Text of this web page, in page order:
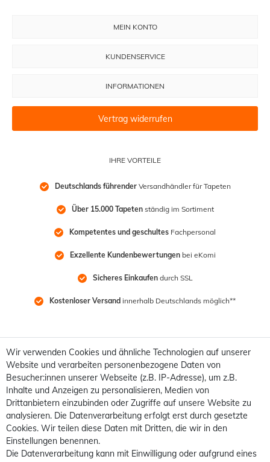
IHRE VORTEILE
Deutschlands führender Versandhändler für Tapeten
Über 15.000 Tapeten ständig im Sortiment
Kompetentes und geschultes Fachpersonal
Exzellente Kundenbewertungen bei eKomi
Sicheres Einkaufen durch SSL
Kostenloser Versand innerhalb Deutschlands möglich**
MEIN KONTO
KUNDENSERVICE
INFORMATIONEN
Vertrag widerrufen
Wir verwenden Cookies und ähnliche Technologien auf unserer
Website und verarbeiten personenbezogene Daten von
Besucher:innen unserer Webseite (z.B. IP-Adresse), um z.B.
Inhalte und Anzeigen zu personalisieren, Medien von
Drittanbietern einzubinden oder Zugriffe auf unsere Website zu
analysieren. Die Datenverarbeitung erfolgt erst durch gesetzte
Cookies. Wir teilen diese Daten mit Dritten, die wir in den
Einstellungen benennen.
Die Datenverarbeitung kann mit Einwilligung oder aufgrund eines